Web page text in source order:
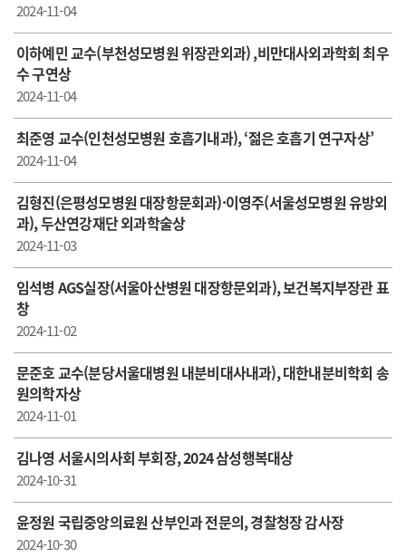
2024-11-04
이하예민 교수(부천성모병원 위장관외과) ,비만대사외과학회 최우
수 구연상
2024-11-04
최준영 교수(인천성모병원 호흡기내과), ‘젊은 호흡기 연구자상’
2024-11-04
김형진(은평성모병원 대장항문회과)·이영주(서울성모병원 유방외
과), 두산연강재단 외과학술상
2024-11-03
임석병 AGS실장(서울아산병원 대장항문외과), 보건복지부장관 표
창
2024-11-02
문준호 교수(분당서울대병원 내분비대사내과), 대한내분비학회 송
원의학자상
2024-11-01
김나영 서울시의사회 부회장, 2024 삼성행복대상
2024-10-31
윤정원 국립중앙의료원 산부인과 전문의, 경찰청장 감사장
2024-10-30